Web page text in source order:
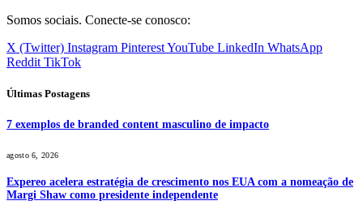
Somos sociais. Conecte-se conosco:
X (Twitter) Instagram PinterestYouTube LinkedIn WhatsApp
Reddit TikTok
Últimas Postagens
7 exemplos de branded content masculino de impacto
agosto 6, 2026
Expereo acelera estratégia de crescimento nos EUA com a nomeação de
Margi Shaw como presidente independente